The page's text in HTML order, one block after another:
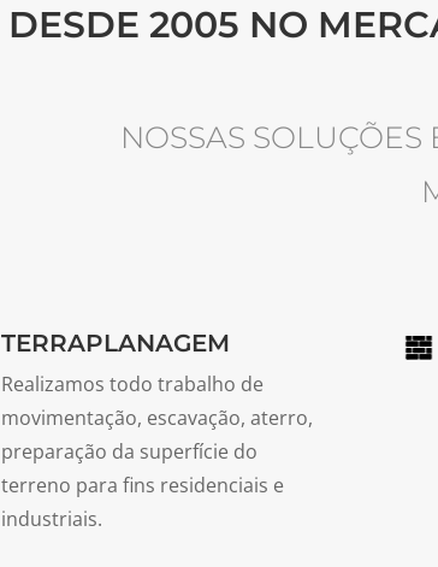
DESDE 2005 NO
NOSSAS
TERRAPLANAGEM
Realizamos todo trabalho de
movimentação, escavação, aterro,
preparação da superfície do
terreno para fins residenciais e
industriais.